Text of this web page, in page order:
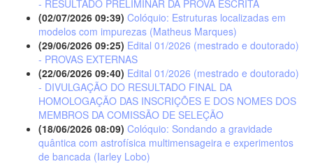
- RESULTADO PRELIMINAR DA PROVA ESCRITA
(02/07/2026 09:39) Colóquio: Estruturas localizadas em
modelos com impurezas (Matheus Marques)
(29/06/2026 09:25) Edital 01/2026 (mestrado e doutorado)
- PROVAS EXTERNAS
(22/06/2026 09:40) Edital 01/2026 (mestrado e doutorado)
- DIVULGAÇÃO DO RESULTADO FINAL DA
HOMOLOGAÇÃO DAS INSCRIÇÕES E DOS NOMES DOS
MEMBROS DA COMISSÃO DE SELEÇÃO
(18/06/2026 08:09) Colóquio: Sondando a gravidade
quântica com astrofísica multimensageira e experimentos
de bancada (Iarley Lobo)